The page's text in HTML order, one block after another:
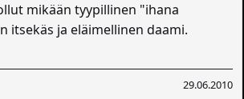
mikään tyypillinen "ihana
itsekäs ja eläimellinen daami.
29.06.2010